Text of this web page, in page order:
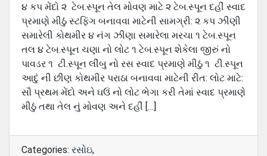
૪ કપ મેંદો ૨ ટેબ.સ્પૂન તેલ મોવણ માટે ૨ ટેબ.સ્પૂન દહીં સ્વાદ
પ્રમાણે મીઠું સ્ટફિંગ બનાવવા માટેની સામગ્રી: ૨ કપ ઝીણી
સમારેલી કોથમીર ૪ નંગ ઝીણા સમારેલા મરચા ૧ ટેબ.સ્પૂન
તલ ૪ ટેબ.સ્પૂન ચણા નો લોટ ૧ ટેબ.સ્પૂન શેકેલા જીરું નો
પાવડર ૧ ટી.સ્પૂન લીંબુ નો રસ સ્વાદ પ્રમાણે મીઠું ૧ ટી.સ્પૂન
આદું ની છીણ કોથમીર પરાઠા બનાવવા માટેની રીત: લોટ માટે:
સૌ પ્રથમ મેંદો અને ઘઉં નો લોટ ભેગા કરી તેમાં સ્વાદ પ્રમાણે
મીઠું તથા તેલ નું મોવણ અને દહીં […]
Categories: રસોઇ,